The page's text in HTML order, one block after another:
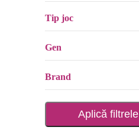
Tip joc
Gen
Brand
Aplică filtrele